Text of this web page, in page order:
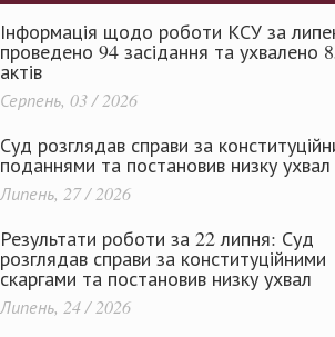
Інформація щодо роботи КСУ за
проведено 94 засідання та ухвалено
актів
Серпень, 03 / 2026
Суд розглядав справи за
поданнями та постановив низку ухвал
Липень, 27 / 2026
Результати роботи за 22 липня: Суд
розглядав справи за конституційними
скаргами та постановив низку ухвал
Липень, 24 / 2026